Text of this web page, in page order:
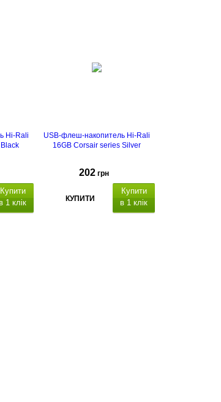
Hi-Rali
Купити
в 1 клік
USB-флеш-накопитель Hi-Rali
16GB Corsair series Silver
202 грн
КУПИТИ
Купити
в 1 клік